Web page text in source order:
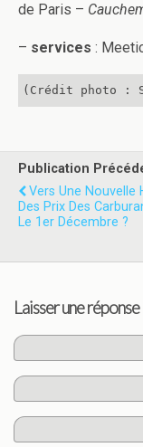
de Paris –
– services :
(Crédit photo :
Publication
Vers Une Nouvelle
Des Prix Des
Le 1er Décembre ?
Laisser une réponse